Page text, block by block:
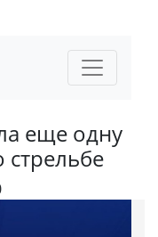
еще одну